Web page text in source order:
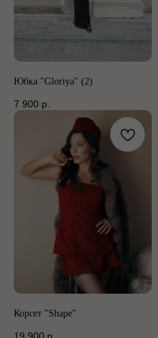
Юбка "Gloriya" (2)
7 900 р.
Корсет "Shape"